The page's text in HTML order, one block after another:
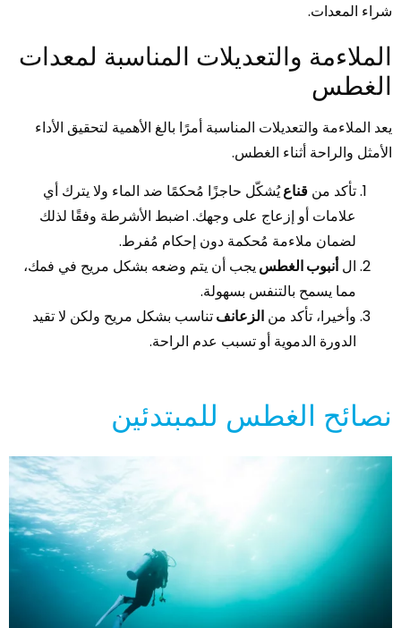
شراء المعدات.
الملاءمة والتعديلات المناسبة لمعدات
الغطس
يعد الملاءمة والتعديلات المناسبة أمرًا بالغ الأهمية لتحقيق الأداء
الأمثل والراحة أثناء الغطس.
تأكد من قناعيُشكّل حاجزًا مُحكمًا ضد الماء ولا يترك أي
علامات أو إزعاج على وجهك. اضبط الأشرطة وفقًا لذلك
لضمان ملاءمة مُحكمة دون إحكام مُفرط.
الأنبوب الغطسيجب أن يتم وضعه بشكل مريح في فمك،
مما يسمح بالتنفس بسهولة.
وأخيرا، تأكد من الزعانفتناسب بشكل مريح ولكن لا تقيد
الدورة الدموية أو تسبب عدم الراحة.
نصائح الغطس للمبتدئين